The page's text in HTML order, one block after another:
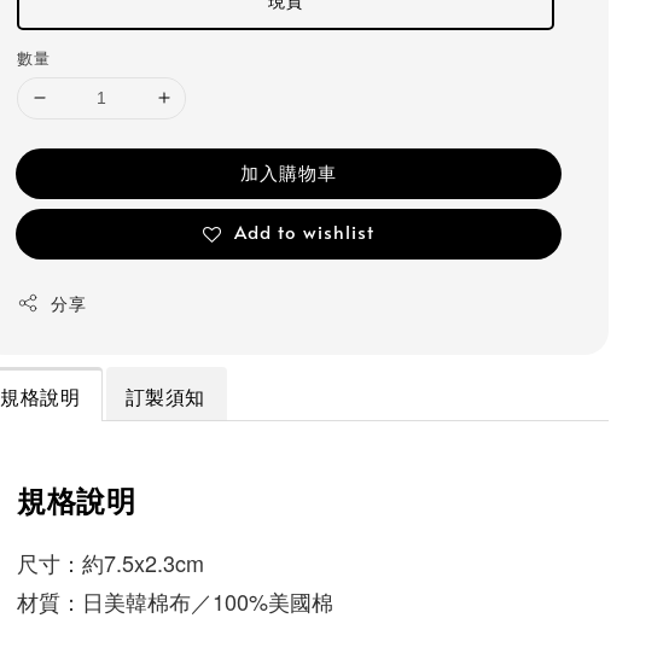
數量
加入購物車
Add to wishlist
分享
規格說明 訂製須知
規格說明
尺寸：約7.5x2.3cm
材質：日美韓棉布／100%美國棉